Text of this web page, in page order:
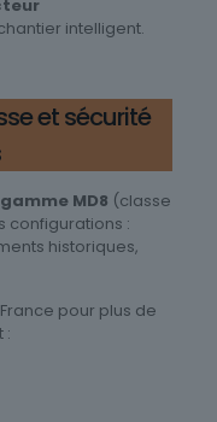
intelligent.
et sécurité
gamme MD8 (classe
configurations :
historiques,
pour plus de
: